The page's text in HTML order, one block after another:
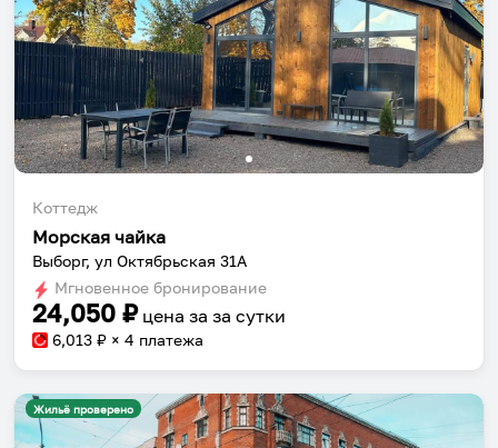
Коттедж
Морская чайка
Выборг, ул Октябрьская 31A
Мгновенное бронирование
24,050 ₽ цена за за сутки
6,013 ₽ × 4 платежа
Жильё проверено